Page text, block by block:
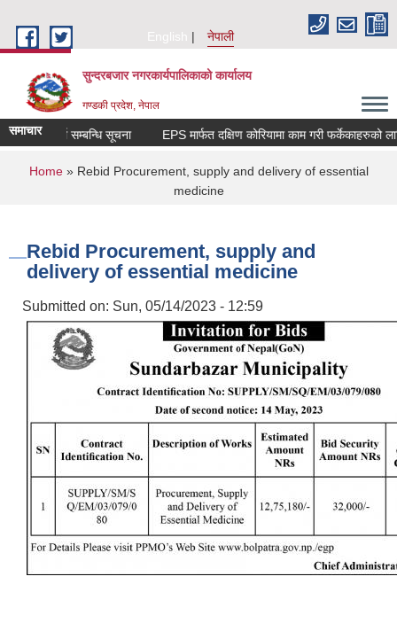
English
नेपाली
सुन्दरबजार नगरकार्यपालिकाको कार्यालय
गण्डकी प्रदेश, नेपाल
समाचार
सुची दर्ता सम्बन्धि सूचना EPS मार्फत दक्षिण कोरियामा काम गरी फर्केकाहरुको
You are here
Home» Rebid Procurement, supply and delivery of essential
medicine
Rebid Procurement, supply and
delivery of essential medicine
Submitted on: Sun, 05/14/2023 - 12:59